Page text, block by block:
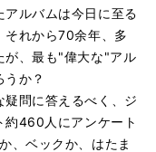
アルバムは今日に至る
それから70余年、多
が、最も"偉大な"アル
か？
問に答えるべく、ジ
約460人にアンケート
、ベックか、はたま